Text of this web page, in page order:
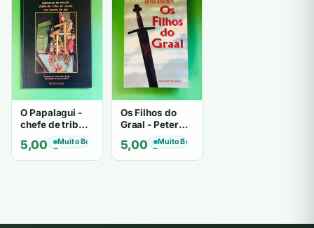
O Papalagui -
chefe de tribo
de tiavéa
5,00€Muito Bom
Os Filhos do
Graal - Peter
Berling
5,00€Muito Bom